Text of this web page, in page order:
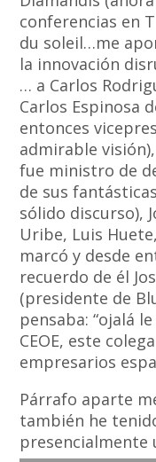
conferencias en
du soleil…me
la innovación
… a Carlos
Carlos Espinosa
entonces
admirable
fue ministro de
de sus
sólido discurso),
Uribe, Luis
marcó y desde
recuerdo de él
(presidente de
pensaba: “ojalá
CEOE, este
empresarios
Párrafo aparte
también he
presencialmente